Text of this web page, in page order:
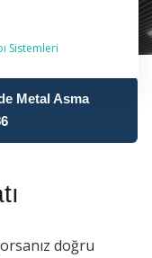
Sistemleri
Metal Asma
doğru